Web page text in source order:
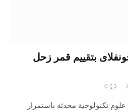
بتقييم قمر زحل
0
تكنولوجية محدثة باستمرار